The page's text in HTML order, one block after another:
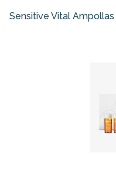
Sensitive Vital